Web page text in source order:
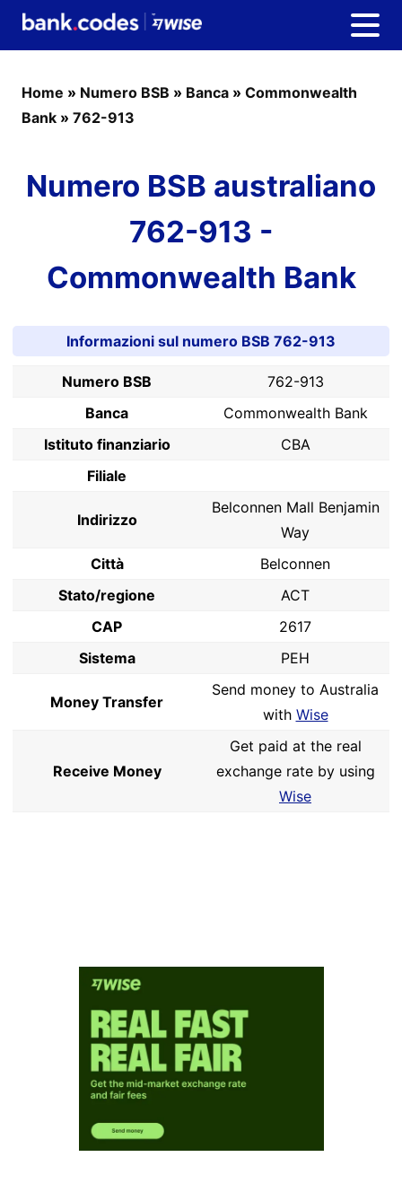
Home » Numero BSB » Banca » Commonwealth
Bank » 762-913
Numero BSB australiano
762-913 -
Commonwealth Bank
Informazioni sul numero BSB 762-913
Numero BSB
762-913
Banca
Commonwealth Bank
Istituto finanziario
CBA
Filiale
Indirizzo
Belconnen Mall Benjamin
Way
Città
Belconnen
Stato/regione
ACT
CAP
2617
Sistema
PEH
Money Transfer
Send money to Australia
with Wise
Receive Money
Get paid at the real
exchange rate by using
Wise